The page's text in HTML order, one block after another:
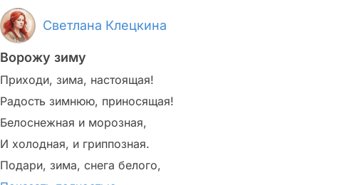
Светлана Клецкина
Ворожу зиму
Приходи, зима, настоящая!
Радость зимнюю, приносящая!
Белоснежная и морозная,
И холодная, и гриппозная.
Подари, зима, снега белого,